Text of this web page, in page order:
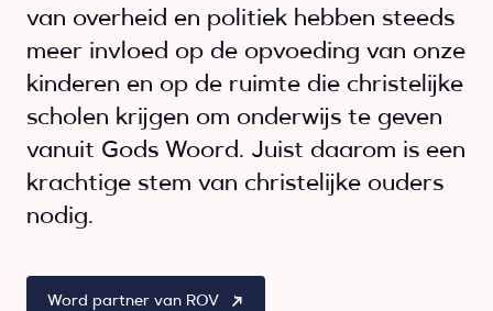
van overheid en politiek hebben steeds
meer invloed op de opvoeding van onze
kinderen en op de ruimte die christelijke
scholen krijgen om onderwijs te geven
vanuit Gods Woord. Juist daarom is een
krachtige stem van christelijke ouders
nodig.
Word partner van ROV